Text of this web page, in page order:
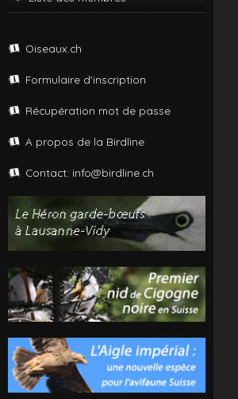
Oiseaux.ch
Formulaire d'inscription
Récupération mot de passe
A propos de la Birdline
Contact: info@birdline.ch